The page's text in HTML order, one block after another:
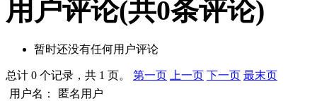
用户评论(共0条评论)
暂时还没有任何用户评论
总计 0 个记录，共 1 页。 第一页 上一页 下一页 最末页
用户名：
匿名用户